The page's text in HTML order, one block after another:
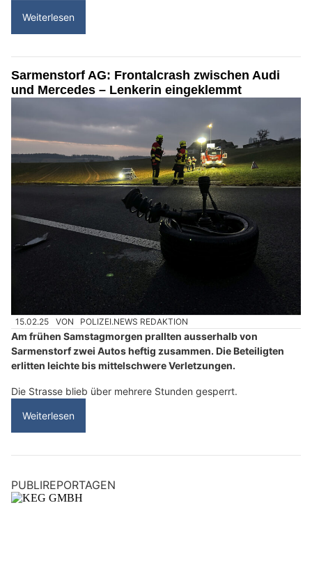
Weiterlesen
Sarmenstorf AG: Frontalcrash zwischen Audi
und Mercedes – Lenkerin eingeklemmt
15.02.25 VON POLIZEI.NEWS REDAKTION
Am frühen Samstagmorgen prallten ausserhalb von
Sarmenstorf zwei Autos heftig zusammen. Die Beteiligten
erlitten leichte bis mittelschwere Verletzungen.
Die Strasse blieb über mehrere Stunden gesperrt.
Weiterlesen
PUBLIREPORTAGEN